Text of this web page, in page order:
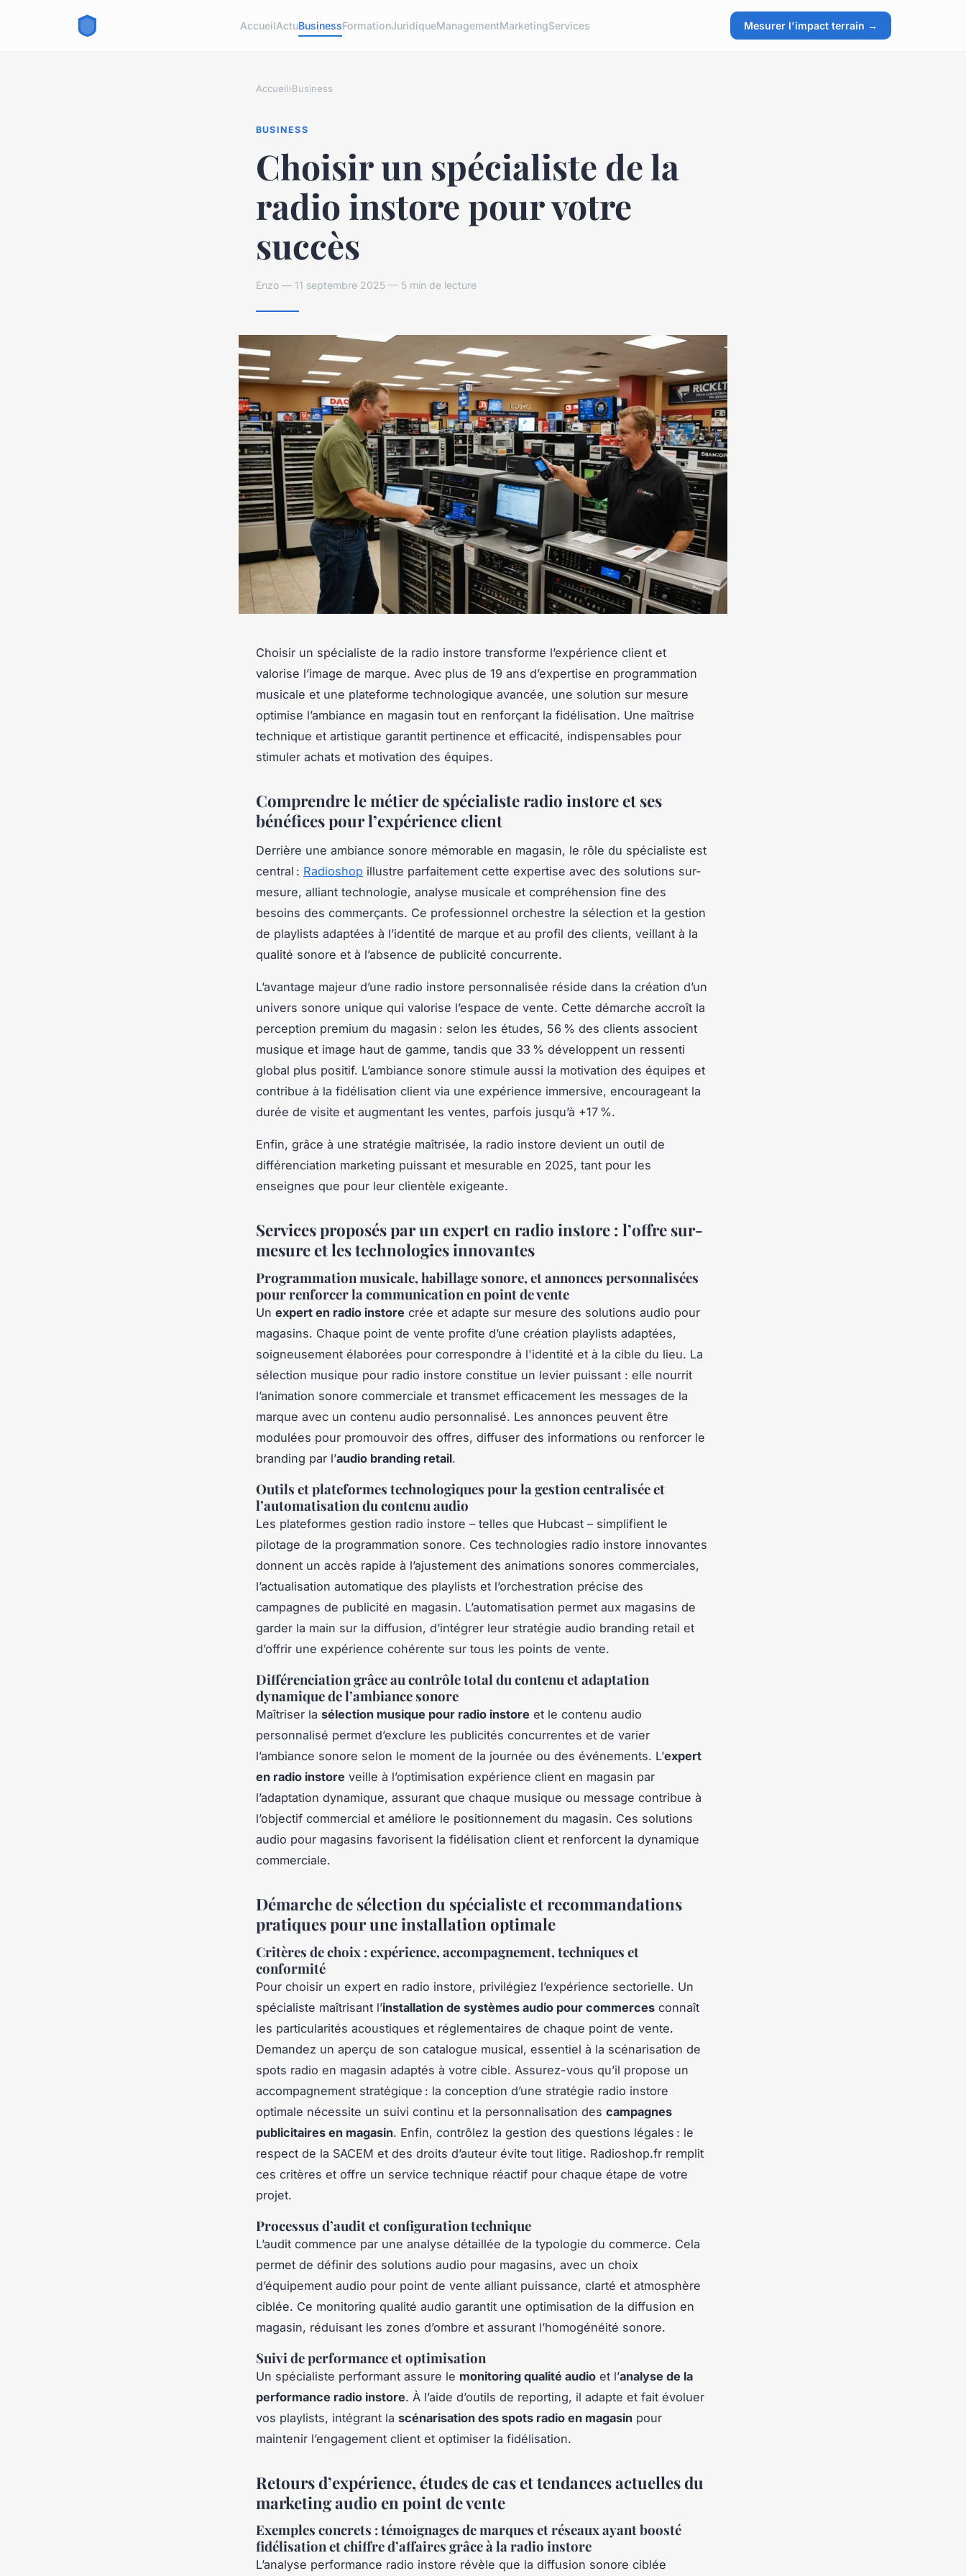
AccueilActuBusinessFormationJuridiqueManagementMarketingServices Mesurer l'impact terrain →
Accueil›Business
BUSINESS
Choisir un spécialiste de la
radio instore pour votre
succès
Enzo — 11 septembre 2025 — 5 min de lecture
Choisir un spécialiste de la radio instore transforme l’expérience client et
valorise l’image de marque. Avec plus de 19 ans d’expertise en programmation
musicale et une plateforme technologique avancée, une solution sur mesure
optimise l’ambiance en magasin tout en renforçant la fidélisation. Une maîtrise
technique et artistique garantit pertinence et efficacité, indispensables pour
stimuler achats et motivation des équipes.
Comprendre le métier de spécialiste radio instore et ses
bénéfices pour l’expérience client
Derrière une ambiance sonore mémorable en magasin, le rôle du spécialiste est
central : Radioshop illustre parfaitement cette expertise avec des solutions sur-
mesure, alliant technologie, analyse musicale et compréhension fine des
besoins des commerçants. Ce professionnel orchestre la sélection et la gestion
de playlists adaptées à l’identité de marque et au profil des clients, veillant à la
qualité sonore et à l’absence de publicité concurrente.
L’avantage majeur d’une radio instore personnalisée réside dans la création d’un
univers sonore unique qui valorise l’espace de vente. Cette démarche accroît la
perception premium du magasin : selon les études, 56 % des clients associent
musique et image haut de gamme, tandis que 33 % développent un ressenti
global plus positif. L’ambiance sonore stimule aussi la motivation des équipes et
contribue à la fidélisation client via une expérience immersive, encourageant la
durée de visite et augmentant les ventes, parfois jusqu’à +17 %.
Enfin, grâce à une stratégie maîtrisée, la radio instore devient un outil de
différenciation marketing puissant et mesurable en 2025, tant pour les
enseignes que pour leur clientèle exigeante.
Services proposés par un expert en radio instore : l’offre sur-
mesure et les technologies innovantes
Programmation musicale, habillage sonore, et annonces personnalisées
pour renforcer la communication en point de vente
Un expert en radio instore crée et adapte sur mesure des solutions audio pour
magasins. Chaque point de vente profite d’une création playlists adaptées,
soigneusement élaborées pour correspondre à l'identité et à la cible du lieu. La
sélection musique pour radio instore constitue un levier puissant : elle nourrit
l’animation sonore commerciale et transmet efficacement les messages de la
marque avec un contenu audio personnalisé. Les annonces peuvent être
modulées pour promouvoir des offres, diffuser des informations ou renforcer le
branding par l’audio branding retail.
Outils et plateformes technologiques pour la gestion centralisée et
l’automatisation du contenu audio
Les plateformes gestion radio instore – telles que Hubcast – simplifient le
pilotage de la programmation sonore. Ces technologies radio instore innovantes
donnent un accès rapide à l’ajustement des animations sonores commerciales,
l’actualisation automatique des playlists et l’orchestration précise des
campagnes de publicité en magasin. L’automatisation permet aux magasins de
garder la main sur la diffusion, d’intégrer leur stratégie audio branding retail et
d’offrir une expérience cohérente sur tous les points de vente.
Différenciation grâce au contrôle total du contenu et adaptation
dynamique de l’ambiance sonore
Maîtriser la sélection musique pour radio instore et le contenu audio
personnalisé permet d’exclure les publicités concurrentes et de varier
l’ambiance sonore selon le moment de la journée ou des événements. L’expert
en radio instore veille à l’optimisation expérience client en magasin par
l’adaptation dynamique, assurant que chaque musique ou message contribue à
l’objectif commercial et améliore le positionnement du magasin. Ces solutions
audio pour magasins favorisent la fidélisation client et renforcent la dynamique
commerciale.
Démarche de sélection du spécialiste et recommandations
pratiques pour une installation optimale
Critères de choix : expérience, accompagnement, techniques et
conformité
Pour choisir un expert en radio instore, privilégiez l’expérience sectorielle. Un
spécialiste maîtrisant l’installation de systèmes audio pour commerces connaît
les particularités acoustiques et réglementaires de chaque point de vente.
Demandez un aperçu de son catalogue musical, essentiel à la scénarisation de
spots radio en magasin adaptés à votre cible. Assurez-vous qu’il propose un
accompagnement stratégique : la conception d’une stratégie radio instore
optimale nécessite un suivi continu et la personnalisation des campagnes
publicitaires en magasin. Enfin, contrôlez la gestion des questions légales : le
respect de la SACEM et des droits d’auteur évite tout litige. Radioshop.fr remplit
ces critères et offre un service technique réactif pour chaque étape de votre
projet.
Processus d’audit et configuration technique
L’audit commence par une analyse détaillée de la typologie du commerce. Cela
permet de définir des solutions audio pour magasins, avec un choix
d’équipement audio pour point de vente alliant puissance, clarté et atmosphère
ciblée. Ce monitoring qualité audio garantit une optimisation de la diffusion en
magasin, réduisant les zones d’ombre et assurant l’homogénéité sonore.
Suivi de performance et optimisation
Un spécialiste performant assure le monitoring qualité audio et l’analyse de la
performance radio instore. À l’aide d’outils de reporting, il adapte et fait évoluer
vos playlists, intégrant la scénarisation des spots radio en magasin pour
maintenir l’engagement client et optimiser la fidélisation.
Retours d’expérience, études de cas et tendances actuelles du
marketing audio en point de vente
Exemples concrets : témoignages de marques et réseaux ayant boosté
fidélisation et chiffre d’affaires grâce à la radio instore
L’analyse performance radio instore révèle que la diffusion sonore ciblée